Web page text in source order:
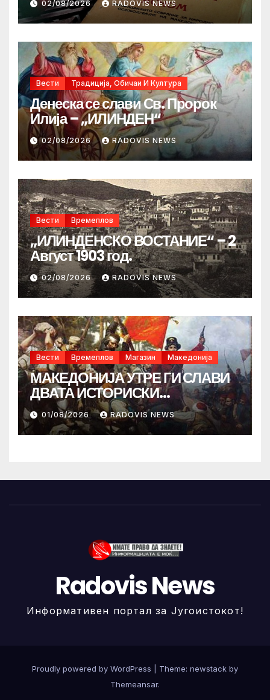
02/08/2026 RADOVIS NEWS
Вести Традиција, Обичаи И Култура
Денеска се слави Св. Пророк
Илија – „ИЛИНДЕН“
02/08/2026 RADOVIS NEWS
Вести Времеплов
„ИЛИНДЕНСКО ВОСТАНИЕ“ – 2
Август 1903 год.
02/08/2026 RADOVIS NEWS
Вести Времеплов Магазин Македонија
МАКЕДОНИЈА УТРЕ ГИ СЛАВИ
ДВАТА ИСТОРИСКИ
ИЛИНДЕНА!
01/08/2026 RADOVIS NEWS
Radovis News
Информативен портал за Југоистокот!
Proudly powered by WordPress
Theme: newstack by
Themeansar.